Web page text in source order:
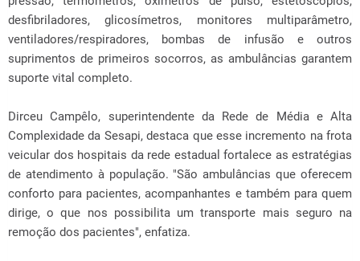
desfibriladores, glicosímetros, monitores multiparâmetro,
ventiladores/respiradores, bombas de infusão e outros
suprimentos de primeiros socorros, as ambulâncias garantem
suporte vital completo.
Dirceu Campêlo, superintendente da Rede de Média e Alta
Complexidade da Sesapi, destaca que esse incremento na frota
veicular dos hospitais da rede estadual fortalece as estratégias
de atendimento à população. "São ambulâncias que oferecem
conforto para pacientes, acompanhantes e também para quem
dirige, o que nos possibilita um transporte mais seguro na
remoção dos pacientes", enfatiza.